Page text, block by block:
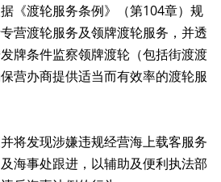
《渡轮服务条例》（第104章）规
营渡轮服务及领牌渡轮服务，并透
牌条件监察领牌渡轮（包括街渡渡
营办商提供适当而有效率的渡轮服
发现涉嫌违规经营海上载客服务
海事处跟进，以辅助及便利执法部